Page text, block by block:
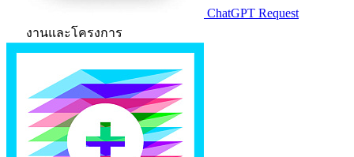
ChatGPT Request
งานและโครงการ